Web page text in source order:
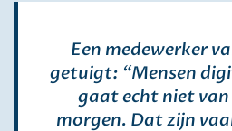
Een medewerker
getuigt: “Mensen
gaat echt niet
morgen. Dat zijn